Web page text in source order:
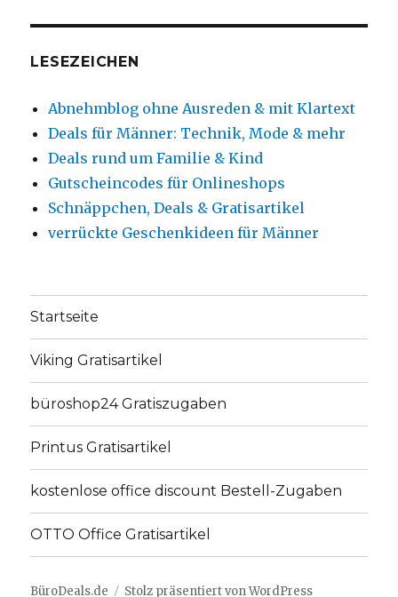
LESEZEICHEN
Abnehmblog ohne Ausreden & mit Klartext
Deals für Männer: Technik, Mode & mehr
Deals rund um Familie & Kind
Gutscheincodes für Onlineshops
Schnäppchen, Deals & Gratisartikel
verrückte Geschenkideen für Männer
Startseite
Viking Gratisartikel
büroshop24 Gratiszugaben
Printus Gratisartikel
kostenlose office discount Bestell-Zugaben
OTTO Office Gratisartikel
BüroDeals.de Stolz präsentiert von WordPress